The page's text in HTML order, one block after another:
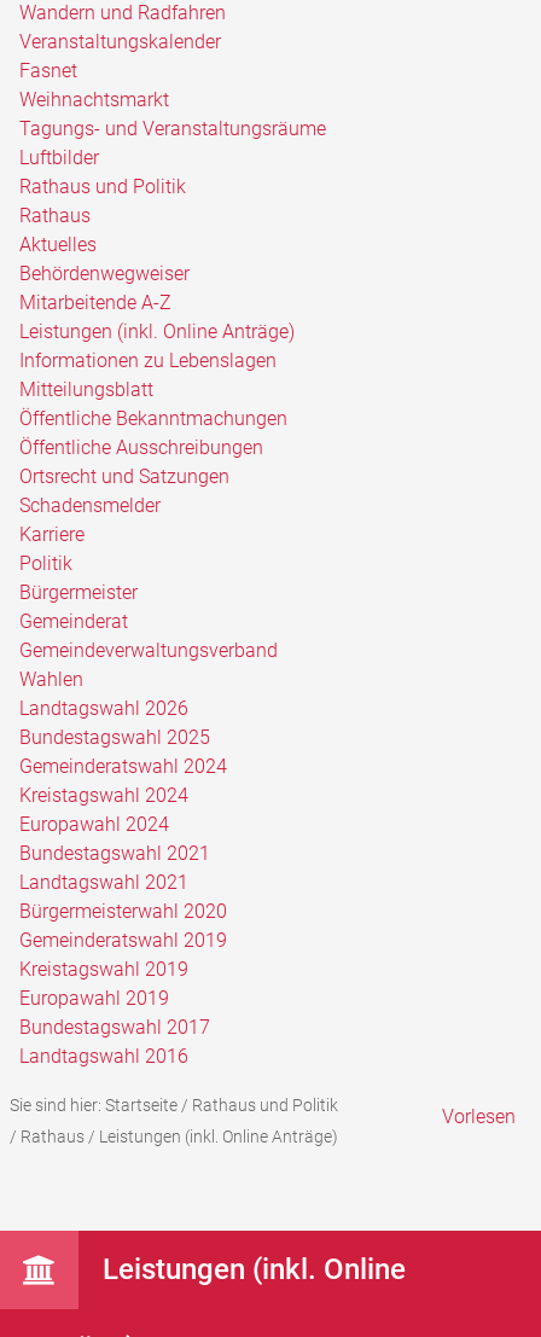
Wandern und Radfahren
Veranstaltungskalender
Fasnet
Weihnachtsmarkt
Tagungs- und Veranstaltungsräume
Luftbilder
Rathaus und Politik
Rathaus
Aktuelles
Behördenwegweiser
Mitarbeitende A-Z
Leistungen (inkl. Online Anträge)
Informationen zu Lebenslagen
Mitteilungsblatt
Öffentliche Bekanntmachungen
Öffentliche Ausschreibungen
Ortsrecht und Satzungen
Schadensmelder
Karriere
Politik
Bürgermeister
Gemeinderat
Gemeindeverwaltungsverband
Wahlen
Landtagswahl 2026
Bundestagswahl 2025
Gemeinderatswahl 2024
Kreistagswahl 2024
Europawahl 2024
Bundestagswahl 2021
Landtagswahl 2021
Bürgermeisterwahl 2020
Gemeinderatswahl 2019
Kreistagswahl 2019
Europawahl 2019
Bundestagswahl 2017
Landtagswahl 2016
Sie sind hier: Startseite/ Rathaus und Politik
/ Rathaus/ Leistungen (inkl. Online Anträge)
Vorlesen
Leistungen (inkl. Online